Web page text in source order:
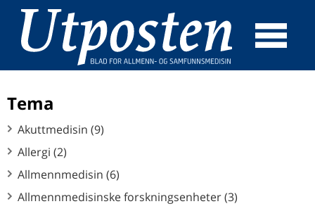
☰
Tema
Akuttmedisin (9)
Allergi (2)
Allmennmedisin (6)
Allmennmedisinske forskningsenheter (3)